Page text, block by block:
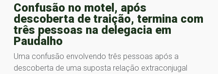
Confusão no motel, após
descoberta de traição, termina com
três pessoas na delegacia em
Paudalho
Uma confusão envolvendo três pessoas após a
descoberta de uma suposta relação extraconjugal